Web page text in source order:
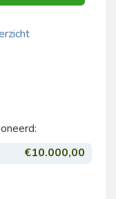
€10.000,00